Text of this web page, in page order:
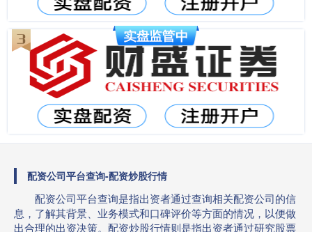
配资公司平台查询-配资炒股行情
配资公司平台查询是指出资者通过查询相关配资公司的信
息，了解其背景、业务模式和口碑评价等方面的情况，以便做
出合理的出资决策。配资炒股行情则是指出资者通过研究股票